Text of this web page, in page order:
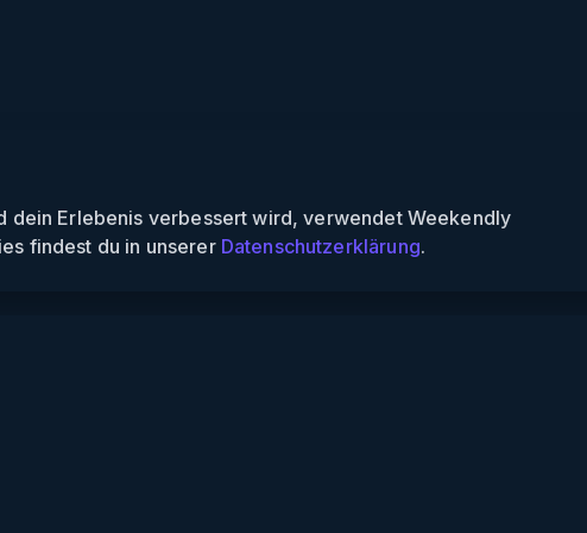
dein Erlebenis verbessert wird, verwendet Weekendly
findest du in unserer Datenschutzerklärung.